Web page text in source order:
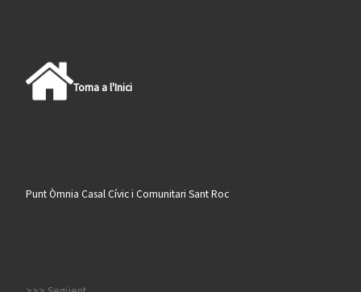
Torna a l'Inici
Punt Òmnia Casal Cívic i Comunitari Sant Roc